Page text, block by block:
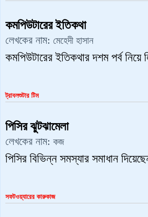
কমপিউটারের ইতিকথা
লেখকের নাম: মেহেদী হাসান
কমপিউটারের ইতিকথার দশম পর্ব নিয়ে
ট্রাবলশুটার টিম
পিসির ঝুটঝামেলা
লেখকের নাম: কজ
পিসির বিভিন্ন সমস্যার সমাধান
সফটওয়্যারের কারুকাজ